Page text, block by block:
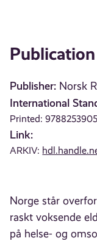
Publisher: Norsk
International
Printed:
Link:
ARKIV:
Norge står
raskt voksende
på helse- og